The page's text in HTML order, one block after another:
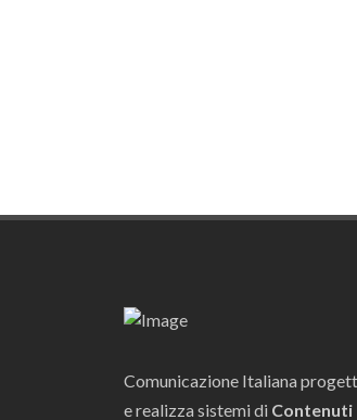
Comunicazione Italiana
e realizza sistemi di Contenuti